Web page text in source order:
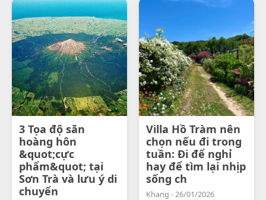
3 Tọa độ săn
hoàng hôn
&quot;cực
phẩm&quot; tại
Sơn Trà và lưu ý di
chuyển
Villa Hồ Tràm nên
chọn nếu đi trong
tuần: Đi để nghỉ
hay để tìm lại nhịp
sống ch
Khang - 26/01/2026